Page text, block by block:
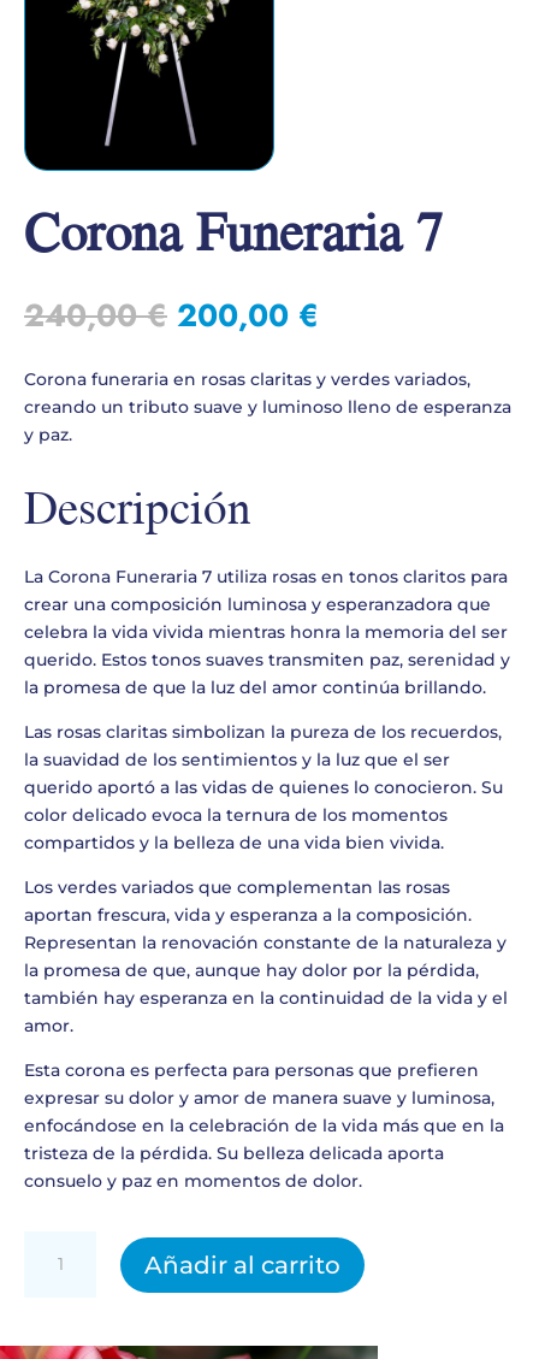
Corona Funeraria 7
240,00€ El
precio
original
era:
240,00 €.
200,00 €
actual
es:
200,00 €.
Corona funeraria en rosas claritas y verdes variados,
creando un tributo suave y luminoso lleno de esperanza
y paz.
Descripción
La Corona Funeraria 7 utiliza rosas en tonos claritos para
crear una composición luminosa y esperanzadora que
celebra la vida vivida mientras honra la memoria del ser
querido. Estos tonos suaves transmiten paz, serenidad y
la promesa de que la luz del amor continúa brillando.
Las rosas claritas simbolizan la pureza de los recuerdos,
la suavidad de los sentimientos y la luz que el ser
querido aportó a las vidas de quienes lo conocieron. Su
color delicado evoca la ternura de los momentos
compartidos y la belleza de una vida bien vivida.
Los verdes variados que complementan las rosas
aportan frescura, vida y esperanza a la composición.
Representan la renovación constante de la naturaleza y
la promesa de que, aunque hay dolor por la pérdida,
también hay esperanza en la continuidad de la vida y el
amor.
Esta corona es perfecta para personas que prefieren
expresar su dolor y amor de manera suave y luminosa,
enfocándose en la celebración de la vida más que en la
tristeza de la pérdida. Su belleza delicada aporta
consuelo y paz en momentos de dolor.
Funeraria
Añadir al carrito